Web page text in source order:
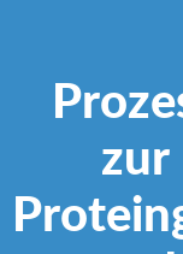
zur